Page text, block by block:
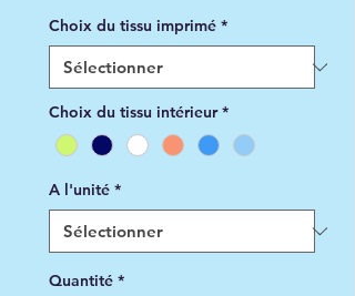
Choix du tissu imprimé *
Choix du tissu intérieur *
A l'unité *
Quantité *